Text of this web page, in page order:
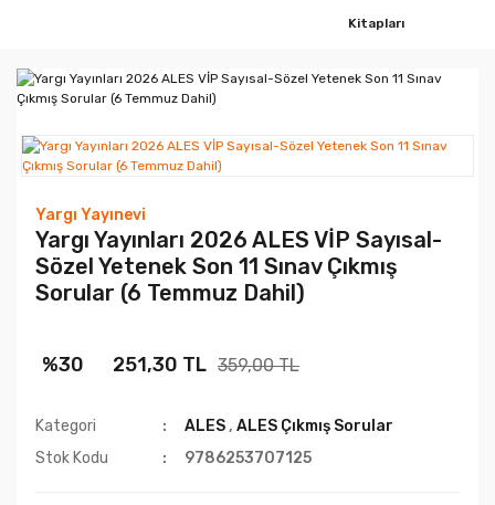
Kitapları
Yargı Yayınevi
Yargı Yayınları 2026 ALES VİP Sayısal-
Sözel Yetenek Son 11 Sınav Çıkmış
Sorular (6 Temmuz Dahil)
%30 251,30 TL 359,00 TL
Kategori ALES,ALES Çıkmış Sorular
Stok Kodu
9786253707125